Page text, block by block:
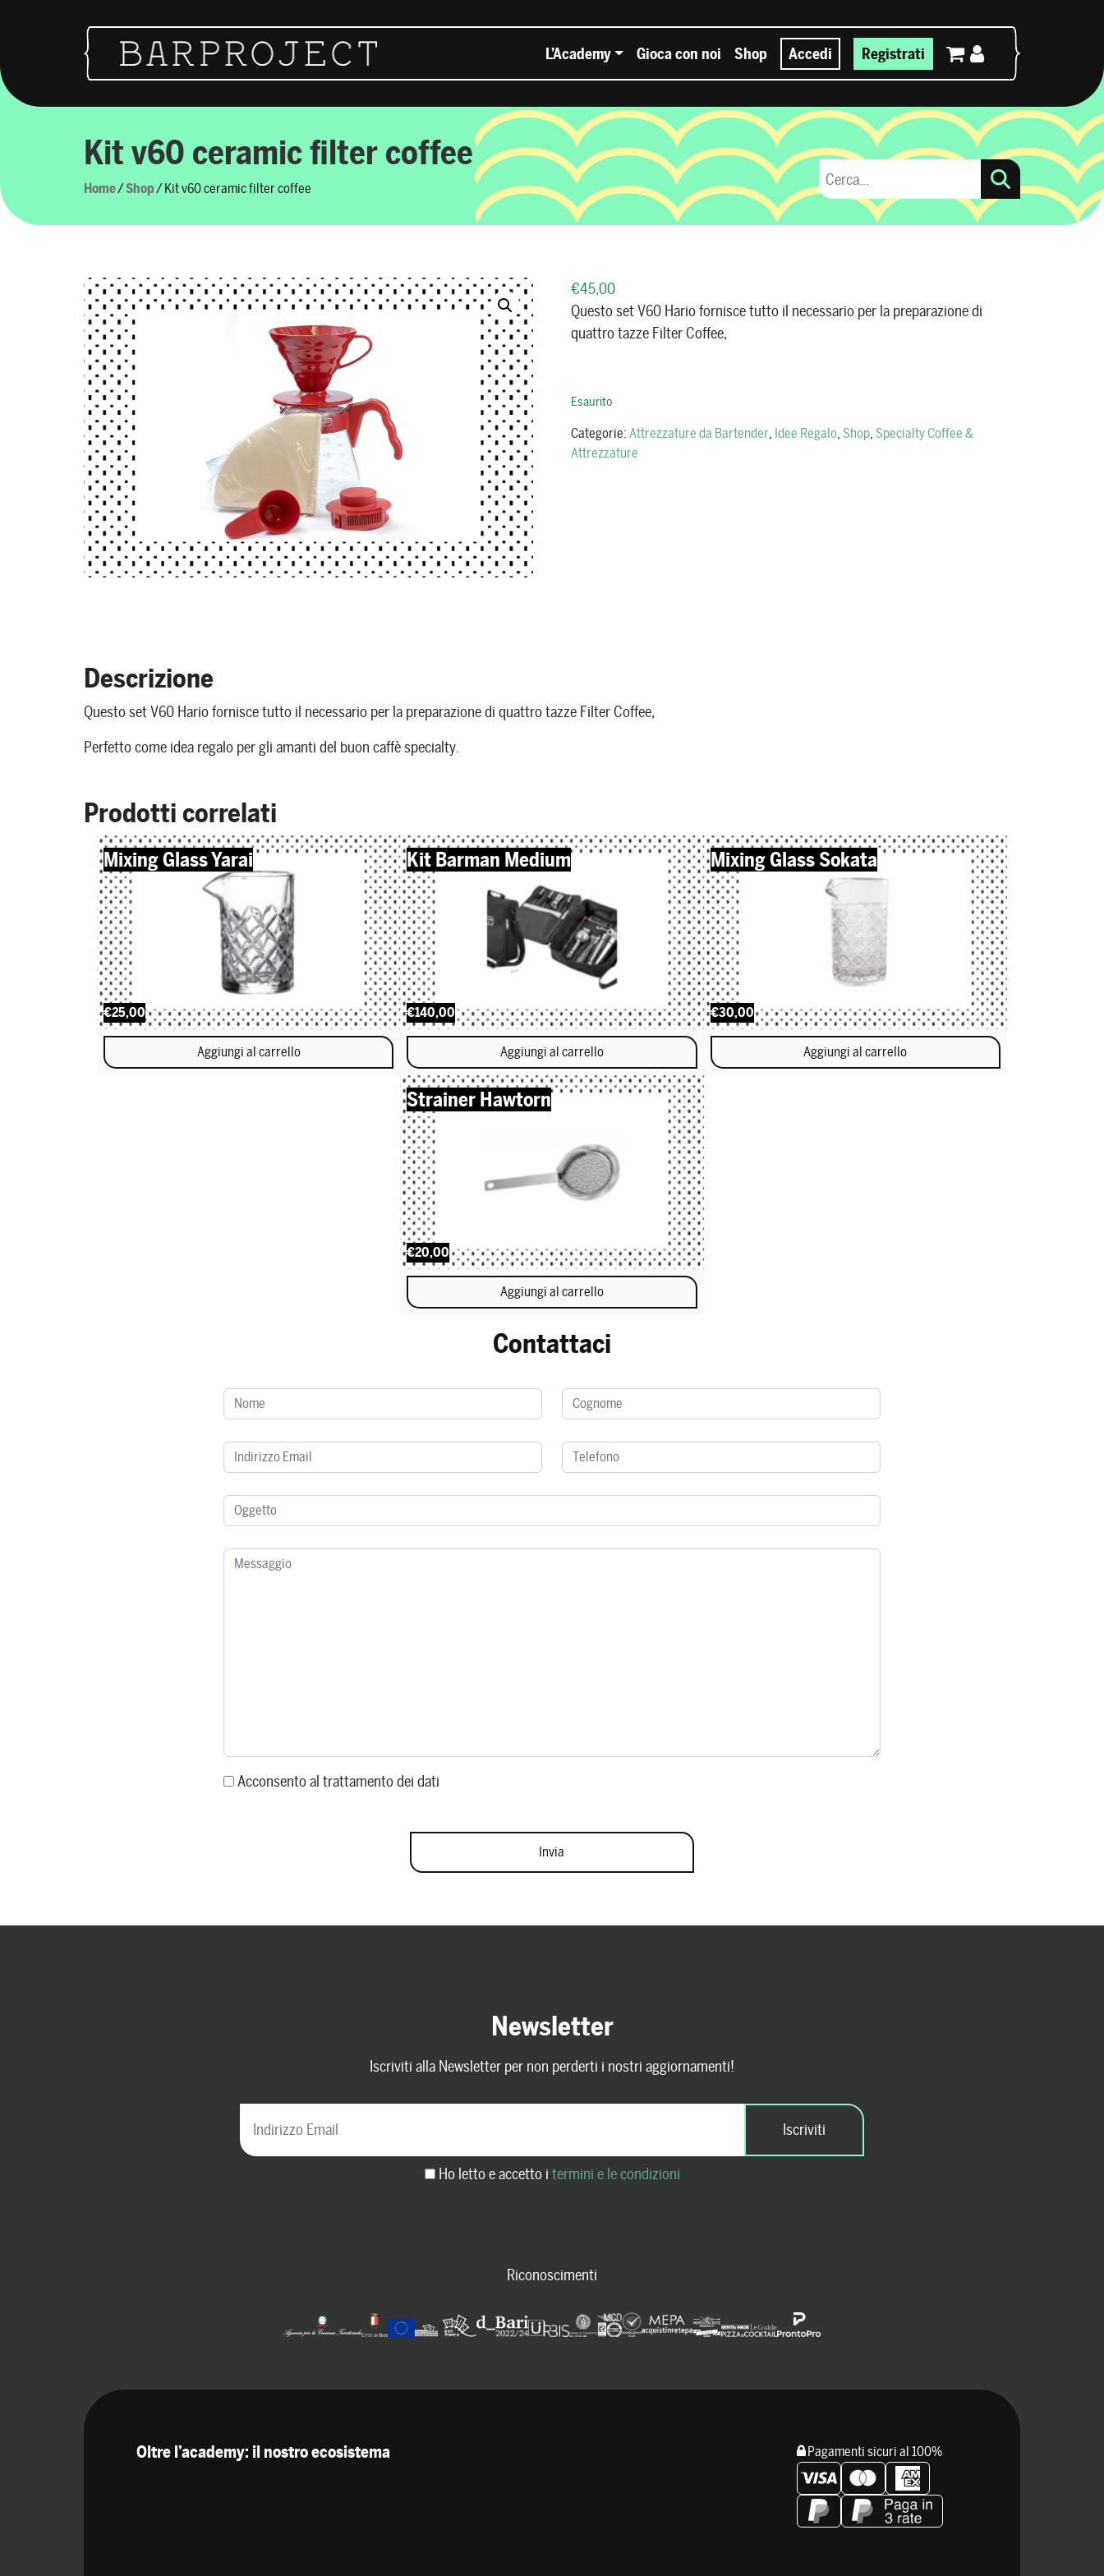
Navigazione principale L’Academy Gioca con noi Shop Accedi Registrati
Kit v60 ceramic filter coffee
Home/Shop/ Kit v60 ceramic filter coffee
€45,00
Questo set V60 Hario fornisce tutto il necessario per la preparazione di
quattro tazze Filter Coffee,
Esaurito
Categorie: Attrezzature da Bartender, Idee Regalo, Shop, Specialty Coffee &
Attrezzature
Descrizione
Questo set V60 Hario fornisce tutto il necessario per la preparazione di quattro tazze Filter Coffee,
Perfetto come idea regalo per gli amanti del buon caffè specialty.
Prodotti correlati
Mixing Glass Yarai
€25,00
Aggiungi al carrello
Kit Barman Medium
€140,00
Aggiungi al carrello
Mixing Glass Sokata
€30,00
Aggiungi al carrello
Strainer Hawtorn
€20,00
Aggiungi al carrello
Contattaci
Acconsento al trattamento dei dati
Newsletter
Iscriviti alla Newsletter per non perderti i nostri aggiornamenti!
Ho letto e accetto i termini e le condizioni
Riconoscimenti
Oltre l’academy: il nostro ecosistema Pagamenti sicuri al 100%